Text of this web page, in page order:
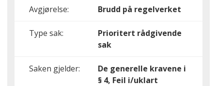
Avgjørelse: Brudd på regelverket
Type sak:
Prioritert rådgivende
sak
Saken gjelder:
De generelle kravene i
§ 4, Feil i/uklart